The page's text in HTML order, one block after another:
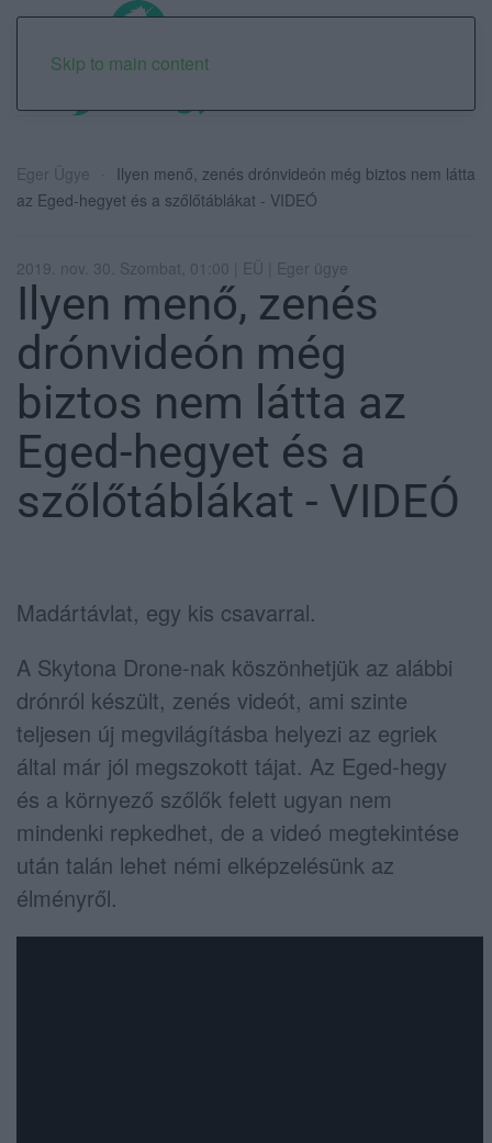
Skip to main content
Eger Ügye
Ilyen menő, zenés drónvideón még biztos nem látta
az Eged-hegyet és a szőlőtáblákat - VIDEÓ
2019. nov. 30. Szombat, 01:00 | EÜ | Eger ügye
Ilyen menő, zenés
drónvideón még
biztos nem látta az
Eged-hegyet és a
szőlőtáblákat - VIDEÓ
Madártávlat, egy kis csavarral.
A Skytona Drone-nak köszönhetjük az alábbi
drónról készült, zenés videót, ami szinte
teljesen új megvilágításba helyezi az egriek
által már jól megszokott tájat. Az Eged-hegy
és a környező szőlők felett ugyan nem
mindenki repkedhet, de a videó megtekintése
után talán lehet némi elképzelésünk az
élményről.